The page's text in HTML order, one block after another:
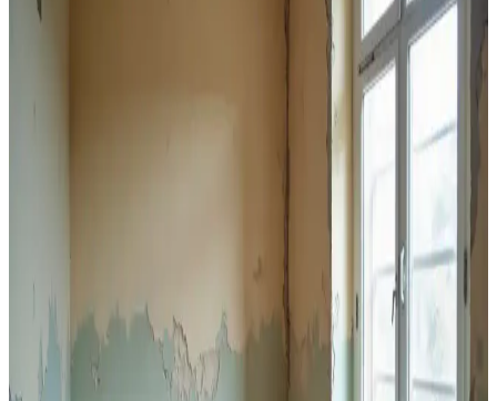
Ev iç mekan boyamada rulo ve boya tabancası arasındaki farklar,
hazırlık, temizlik ve uygulama kolaylığı açısından değerlendirilir.
Mobilyalı ve halılı alanlarda rulo kullanımı daha kontrollü ve
Garaj Duvarları ve Tavanlarının Boyanması:
ve dayanıklı olmasını sağlar. Doğru yüzey hazırlığı ve boya seçimi
Betek Boya Ürünleri ve Sürdürülebilirlik
Yaklaşımlarıyla Yapı ve Dekorasyon Çözümleri
Betek Boya, dayanıklı, estetik ve çevre dostu ürünleriyle yapı
sektöründe öne çıkan lider markadır. Geniş ürün yelpazesi ve
sürdürülebilirlik ilkeleriyle modern yapıların ihtiyaçlarını karşılar.